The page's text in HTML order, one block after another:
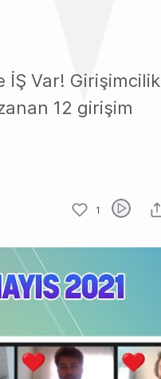
İŞ Var! Girişimcilik
12 girişim
1